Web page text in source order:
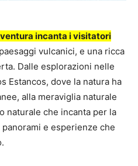
incanta i visitatori
vulcanici, e una ricca
Dalle esplorazioni nelle
Estancos, dove la natura ha
alla meraviglia naturale
naturale che incanta per la
e esperienze che